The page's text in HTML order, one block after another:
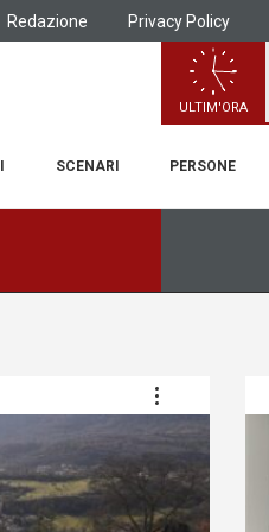
Redazione Privacy Policy
ULTIM'ORA
SCENARI PERSONE